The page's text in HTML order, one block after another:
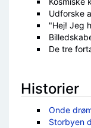
Udforske
"Hej! Jeg
De tre
Historier
Onde
Storbyen